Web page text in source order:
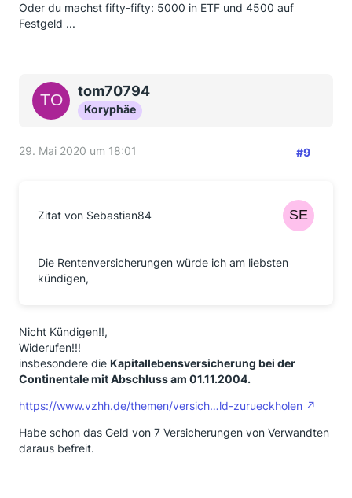
Oder du machst fifty-fifty: 5000 in ETF und 4500 auf
Festgeld ...
tom70794
Koryphäe
29. Mai 2020 um 18:01 #9
Zitat von Sebastian84
Die Rentenversicherungen würde ich am liebsten
kündigen,
Nicht Kündigen!!,
Widerufen!!!
insbesondere die Kapitallebensversicherung bei der
Continentale mit Abschluss am 01.11.2004.
https://www.vzhh.de/themen/versich…ld-zurueckholen
Habe schon das Geld von 7 Versicherungen von Verwandten
daraus befreit.